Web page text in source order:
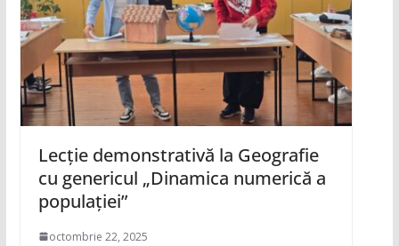
Lecție demonstrativă la Geografie
cu genericul „Dinamica numerică a
populației”
octombrie 22, 2025